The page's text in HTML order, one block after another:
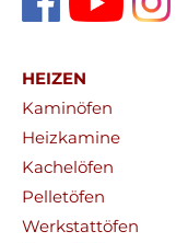
HEIZEN
Kaminöfen
Heizkamine
Kachelöfen
Pelletöfen
Werkstattöfen